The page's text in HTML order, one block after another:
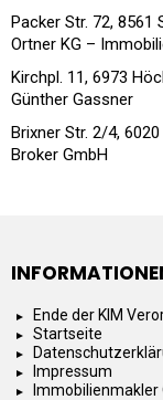
Packer Str. 72,
Ortner KG –
Kirchpl. 11, 6973
Günther Gassner
Brixner Str. 2/4,
Broker GmbH
Ende der KIM
Startseite
Impressum
Immobilienmakler